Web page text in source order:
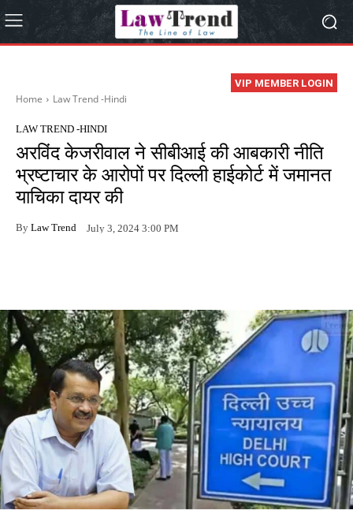
VIP MEMBER LOGIN
Home Law Trend -Hindi
LAW TREND -HINDI
अरविंद केजरीवाल ने सीबीआई की आबकारी नीति
भ्रष्टाचार के आरोपों पर दिल्ली हाईकोर्ट में जमानत
याचिका दायर की
By Law Trend July 3, 2024 3:00 PM